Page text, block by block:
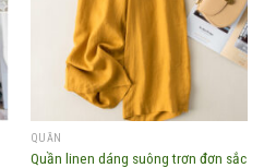
wishlist
QUẦN
Quần linen dáng suông trơn đơn sắc